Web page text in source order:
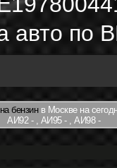
авто по
бензинв Москве на
АИ92 - , АИ95 - , АИ98 -